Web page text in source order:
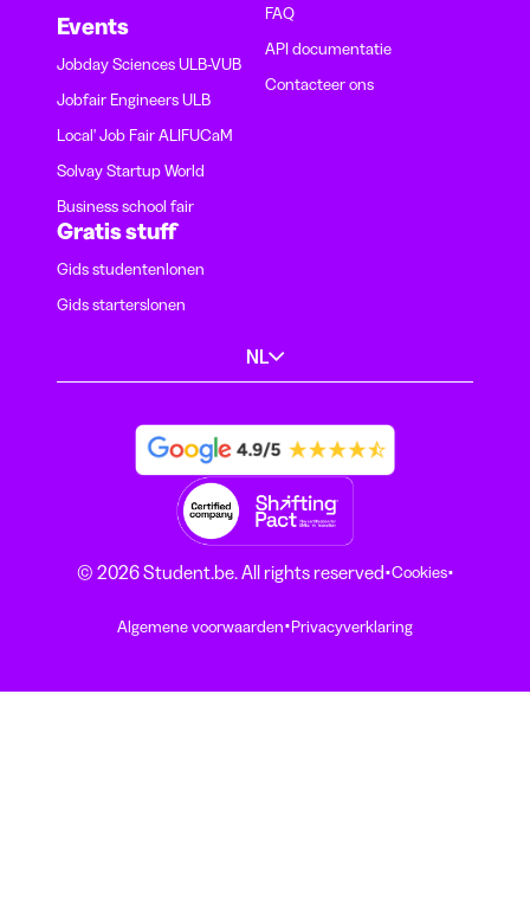
Events
Jobday Sciences ULB-VUB
Jobfair Engineers ULB
Local' Job Fair ALIFUCaM
Solvay Startup World
Business school fair
FAQ
API documentatie
Contacteer ons
Gratis stuff
Gids studentenlonen
Gids starterslonen
NL
© 2026 Student.be. All rights reserved·Cookies·
Algemene voorwaarden·Privacyverklaring